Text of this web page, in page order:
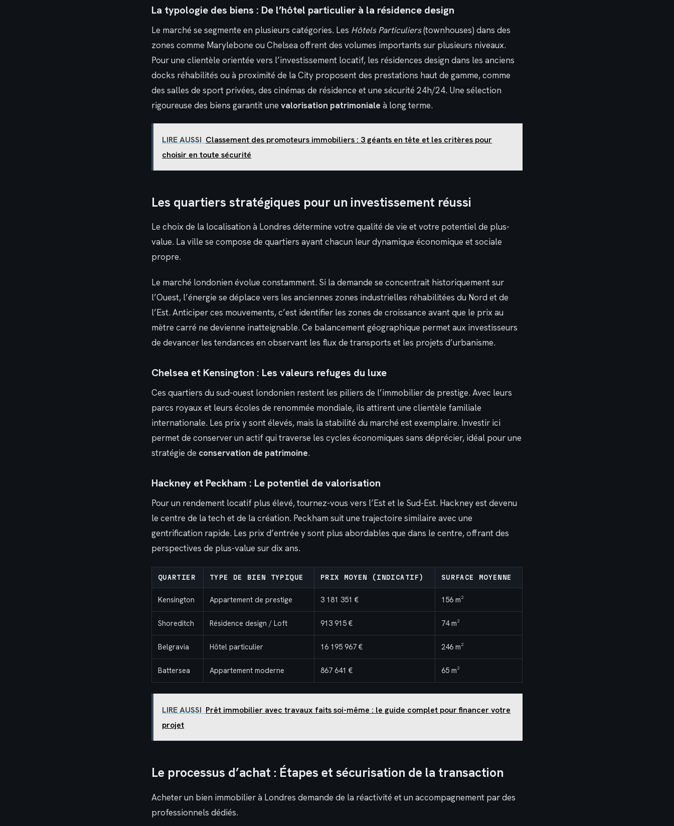
La typologie des biens : De l’hôtel particulier à la résidence design
Le marché se segmente en plusieurs catégories. Les Hôtels Particuliers(townhouses) dans des
zones comme Marylebone ou Chelsea offrent des volumes importants sur plusieurs niveaux.
Pour une clientèle orientée vers l’investissement locatif, les résidences design dans les anciens
docks réhabilités ou à proximité de la City proposent des prestations haut de gamme, comme
des salles de sport privées, des cinémas de résidence et une sécurité 24h/24. Une sélection
rigoureuse des biens garantit une valorisation patrimoniale à long terme.
LIRE AUSSI Classement des promoteurs immobiliers : 3 géants en tête et les critères pour
choisir en toute sécurité
Les quartiers stratégiques pour un investissement réussi
Le choix de la localisation à Londres détermine votre qualité de vie et votre potentiel de plus-
value. La ville se compose de quartiers ayant chacun leur dynamique économique et sociale
propre.
Le marché londonien évolue constamment. Si la demande se concentrait historiquement sur
l’Ouest, l’énergie se déplace vers les anciennes zones industrielles réhabilitées du Nord et de
l’Est. Anticiper ces mouvements, c’est identifier les zones de croissance avant que le prix au
mètre carré ne devienne inatteignable. Ce balancement géographique permet aux investisseurs
de devancer les tendances en observant les flux de transports et les projets d’urbanisme.
Chelsea et Kensington : Les valeurs refuges du luxe
Ces quartiers du sud-ouest londonien restent les piliers de l’immobilier de prestige. Avec leurs
parcs royaux et leurs écoles de renommée mondiale, ils attirent une clientèle familiale
internationale. Les prix y sont élevés, mais la stabilité du marché est exemplaire. Investir ici
permet de conserver un actif qui traverse les cycles économiques sans déprécier, idéal pour une
stratégie de conservation de patrimoine.
Hackney et Peckham : Le potentiel de valorisation
Pour un rendement locatif plus élevé, tournez-vous vers l’Est et le Sud-Est. Hackney est devenu
le centre de la tech et de la création. Peckham suit une trajectoire similaire avec une
gentrification rapide. Les prix d’entrée y sont plus abordables que dans le centre, offrant des
perspectives de plus-value sur dix ans.
QUARTIER TYPE DE BIEN TYPIQUE PRIX MOYEN (INDICATIF) SURFACE MOYENNE
Kensington Appartement de prestige 3 181 351 € 156 m²
Shoreditch Résidence design / Loft 913 915 € 74 m²
Belgravia Hôtel particulier 16 195 967 € 246 m²
Battersea Appartement moderne 867 641 € 65 m²
LIRE AUSSI Prêt immobilier avec travaux faits soi-même : le guide complet pour financer votre
projet
Le processus d’achat : Étapes et sécurisation de la transaction
Acheter un bien immobilier à Londres demande de la réactivité et un accompagnement par des
professionnels dédiés.